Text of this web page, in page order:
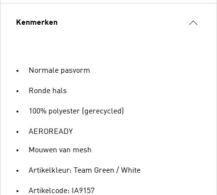
Kenmerken
Normale pasvorm
Ronde hals
100% polyester (gerecycled)
AEROREADY
Mouwen van mesh
Artikelkleur: Team Green / White
Artikelcode: IA9157